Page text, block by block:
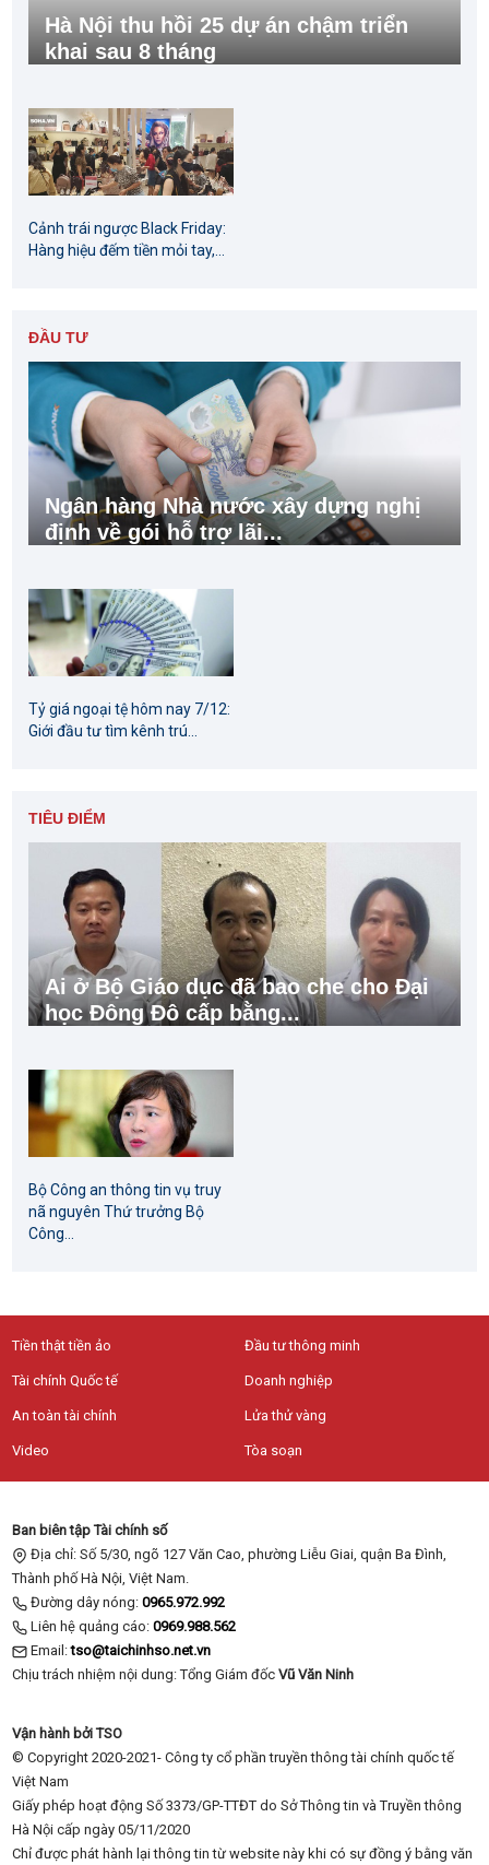
Hà Nội thu hồi 25 dự án chậm triển
khai sau 8 tháng
Cảnh trái ngược Black Friday:
Hàng hiệu đếm tiền mỏi tay,...
ĐẦU TƯ
Ngân hàng Nhà nước xây dựng nghị
định về gói hỗ trợ lãi...
Tỷ giá ngoại tệ hôm nay 7/12:
Giới đầu tư tìm kênh trú...
TIÊU ĐIỂM
Ai ở Bộ Giáo dục đã bao che cho Đại
học Đông Đô cấp bằng...
Bộ Công an thông tin vụ truy
nã nguyên Thứ trưởng Bộ
Công...
Tiền thật tiền ảo Đầu tư thông minh
Tài chính Quốc tế Doanh nghiệp
An toàn tài chính Lửa thử vàng
Video Tòa soạn
Ban biên tập Tài chính số
Địa chỉ: Số 5/30, ngõ 127 Văn Cao, phường Liễu Giai, quận Ba Đình,
Thành phố Hà Nội, Việt Nam.
Đường dây nóng:0965.972.992
Liên hệ quảng cáo:0969.988.562
Email:tso@taichinhso.net.vn
Chịu trách nhiệm nội dung: Tổng Giám đốcVũ Văn Ninh
Vận hành bởi TSO
© Copyright 2020-2021- Công ty cổ phần truyền thông tài chính quốc tế
Việt Nam
Giấy phép hoạt động Số 3373/GP-TTĐT do Sở Thông tin và Truyền thông
Hà Nội cấp ngày 05/11/2020
Chỉ được phát hành lại thông tin từ website này khi có sự đồng ý bằng văn